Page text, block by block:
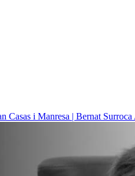
Casas i Manresa | Bernat